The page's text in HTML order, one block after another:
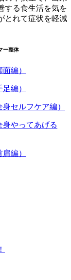
する食生活を気を
とれて症状を軽減
ー整体
編）
編）
セルフケア編）
やってあげる
編）